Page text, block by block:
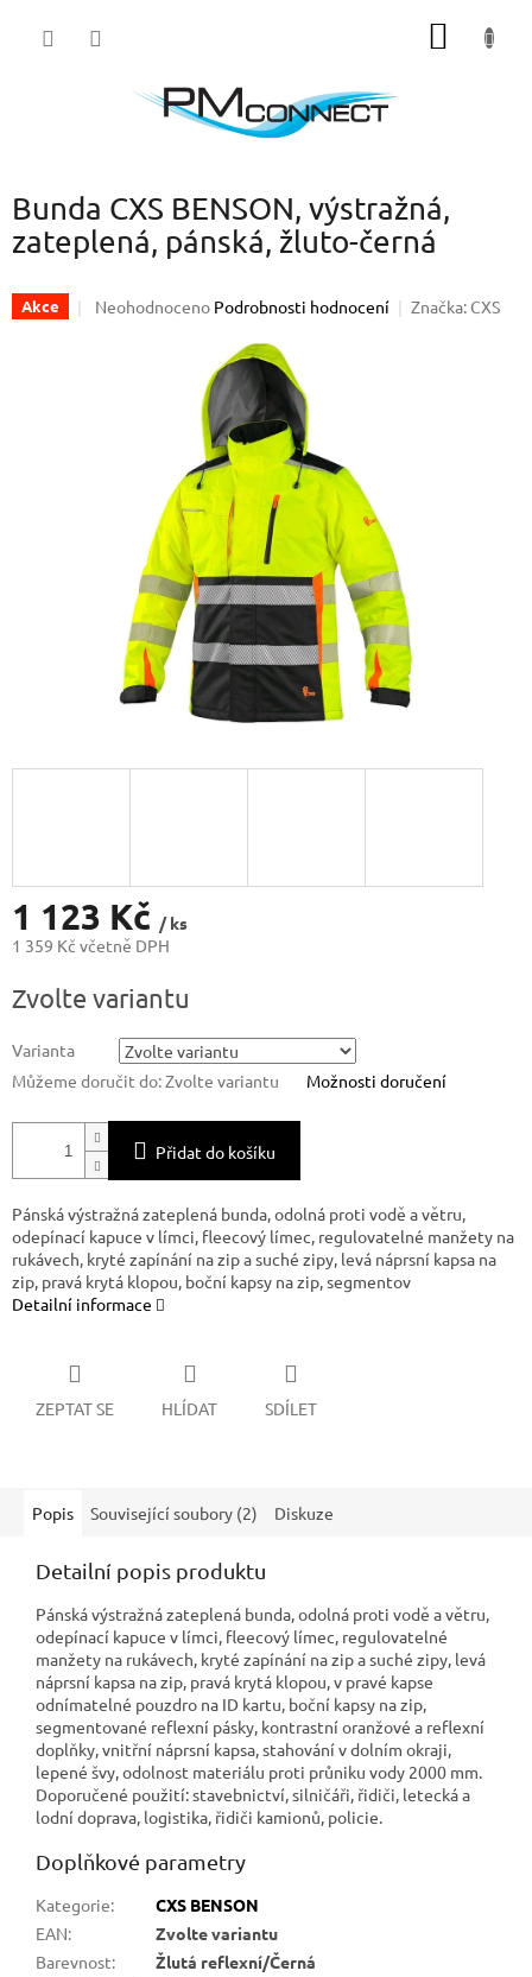
Bunda CXS BENSON, výstražná,
zateplená, pánská, žluto-černá
Akce
Průměrné
Neohodnoceno Podrobnosti hodnocení Značka: CXS
1 123 Kč / ks
1 359 Kč včetně DPH
cena:
Zvolte variantu
Varianta
Můžeme doručit do:Zvolte variantu Možnosti doručení
Přidat do košíku
Pánská výstražná zateplená bunda, odolná proti vodě a větru,
odepínací kapuce v límci, fleecový límec, regulovatelné manžety na
rukávech, kryté zapínání na zip a suché zipy, levá náprsní kapsa na
zip, pravá krytá klopou, boční kapsy na zip, segmentov
Detailní informace
ZEPTAT SE HLÍDAT SDÍLET
Popis Související soubory (2) Diskuze
Detailní popis produktu
Pánská výstražná zateplená bunda, odolná proti vodě a větru,
odepínací kapuce v límci, fleecový límec, regulovatelné
manžety na rukávech, kryté zapínání na zip a suché zipy, levá
náprsní kapsa na zip, pravá krytá klopou, v pravé kapse
odnímatelné pouzdro na ID kartu, boční kapsy na zip,
segmentované reflexní pásky, kontrastní oranžové a reflexní
doplňky, vnitřní náprsní kapsa, stahování v dolním okraji,
lepené švy, odolnost materiálu proti průniku vody 2000 mm.
Doporučené použití: stavebnictví, silničáři, řidiči, letecká a
lodní doprava, logistika, řidiči kamionů, policie.
Doplňkové parametry
Kategorie:
CXS BENSON
EAN:
Zvolte variantu
Barevnost:
Žlutá reflexní/Černá